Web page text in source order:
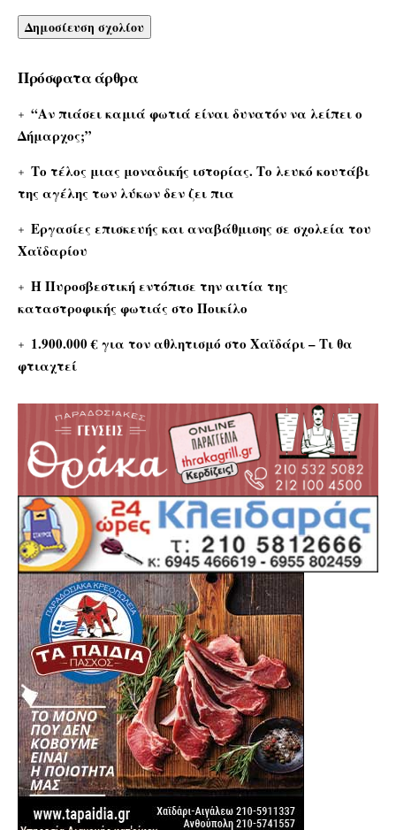
Πρόσφατα άρθρα
“Αν πιάσει καμιά φωτιά είναι δυνατόν να λείπει ο
Δήμαρχος;”
Το τέλος μιας μοναδικής ιστορίας. Το λευκό κουτάβι
της αγέλης των λύκων δεν ζει πια
Εργασίες επισκευής και αναβάθμισης σε σχολεία του
Χαϊδαρίου
Η Πυροσβεστική εντόπισε την αιτία της
καταστροφικής φωτιάς στο Ποικίλο
1.900.000 € για τον αθλητισμό στο Χαϊδάρι – Τι θα
φτιαχτεί